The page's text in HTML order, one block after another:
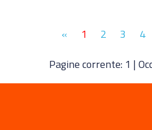
« 1 2 3 4
Pagine corrente: 1 |